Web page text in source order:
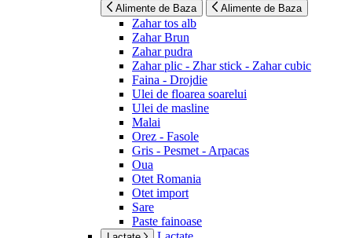
Alimente de Baza Alimente de Baza
Zahar tos alb
Zahar Brun
Zahar pudra
Zahar plic - Zhar stick - Zahar cubic
Faina - Drojdie
Ulei de floarea soarelui
Ulei de masline
Malai
Orez - Fasole
Gris - Pesmet - Arpacas
Oua
Otet Romania
Otet import
Sare
Paste fainoase